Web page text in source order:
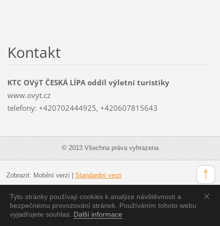
Tyto stránky používají cookies k analýze návštěvnosti a
bezpečnému provozování stránek. Používáním tohoto webu
vyjadřujete souhlas. Další informace
Kontakt
KTC OVýT ČESKÁ LÍPA oddíl výletní turistiky
www.ovyt.cz
telefony: +420702444925, +420607815643
© 2013 Všechna práva vyhrazena
Zobrazit: Mobilní verzi Standardní verzi